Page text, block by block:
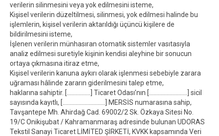
verilerin silinmesini veya yok edilmesini isteme,
Kişisel verilerin düzeltilmesi, silinmesi, yok edilmesi halinde bu
işlemlerin, kişisel verilerin aktarıldığı üçüncü kişilere de
bildirilmesini isteme,
İşlenen verilerin münhasıran otomatik sistemler vasıtasıyla
analiz edilmesi suretiyle kişinin kendisi aleyhine bir sonucun
ortaya çıkmasına itiraz etme,
Kişisel verilerin kanuna aykırı olarak işlenmesi sebebiyle zarara
uğraması hâlinde zararın giderilmesini talep etme,
haklarına sahiptir. […………….] Ticaret Odası’nın [……………………..] sicil
sayısında kayıtlı, [………………………..] MERSİS numarasına sahip,
Tavşantepe Mh. Ahirdağ Cad. 69002/2 Sk. Özkaya Sitesi No.
19/C Onikişubat / Kahramanmaraş adresinde bulunan UDORAS
Tekstil Sanayi Ticaret LİMİTED ŞİRKETİ, KVKK kapsamında Veri